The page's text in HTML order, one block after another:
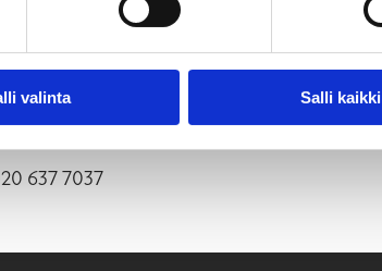
valinta Salli kaikki
637 7037